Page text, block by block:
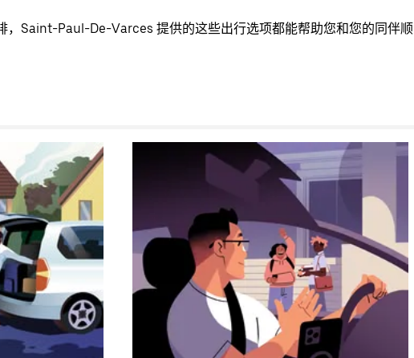
，Saint-Paul-De-Varces 提供的这些出行选项都能帮助您和您的同伴顺